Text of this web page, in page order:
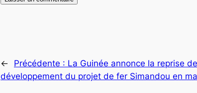
← Précédente : La Guinée annonce la reprise de
développement du projet de fer Simandou en